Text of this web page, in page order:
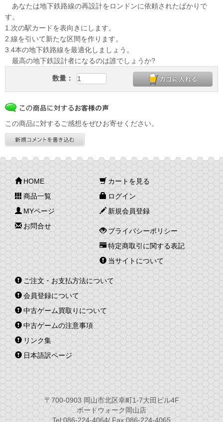
あなたは地下鉄路線の再設計をロンドンに依頼されたばかりで
す。
1.次の駅カードを表向きにします。
2.線を引いて新たな区間を作ります。
3.4本の地下鉄路線を最適化しましょう。
最高の地下鉄設計者になるのは誰でしょうか?
数量：
この商品に対するご感想をぜひお寄せください。
HOME
商品一覧
MYページ
お問合せ
カートを見る
ログイン
新規会員登録
プライバシーポリシー
特定商取引に関する表記
当サイトについて
ご注文・お支払方法について
会員登録について
中古ゲーム買取りについて
中古ゲームの注意事項
リンク集
日本語訳ページ
〒700-0903 岡山市北区幸町1-7大田ビル4F
ボードウォーク岡山店
Tel:086-224-4064/ Fax:086-224-4065